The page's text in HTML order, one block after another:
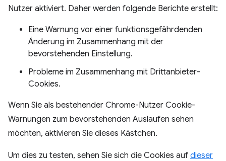
Nutzer aktiviert. Daher werden folgende Berichte erstellt:
Eine Warnung vor einer funktionsgefährdenden
Änderung im Zusammenhang mit der
bevorstehenden Einstellung.
Probleme im Zusammenhang mit Drittanbieter-
Cookies.
Wenn Sie als bestehender Chrome-Nutzer Cookie-
Warnungen zum bevorstehenden Auslaufen sehen
möchten, aktivieren Sie dieses Kästchen.
Um dies zu testen, sehen Sie sich die Cookies auf dieser